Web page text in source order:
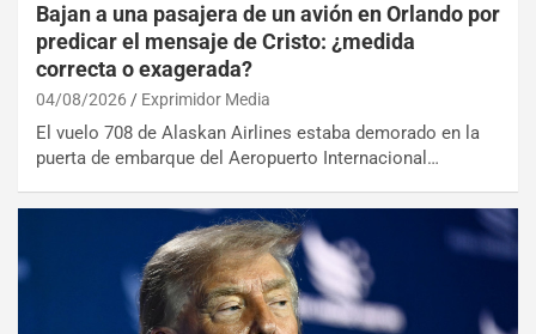
Bajan a una pasajera de un avión en Orlando por
predicar el mensaje de Cristo: ¿medida
correcta o exagerada?
04/08/2026 Exprimidor Media
El vuelo 708 de Alaskan Airlines estaba demorado en la
puerta de embarque del Aeropuerto Internacional…